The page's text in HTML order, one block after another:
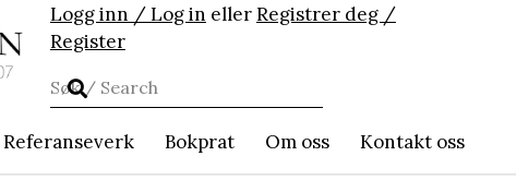
Logg inn / Log in ellerRegistrer deg /
Register
Referanseverk Bokprat Om oss Kontakt oss